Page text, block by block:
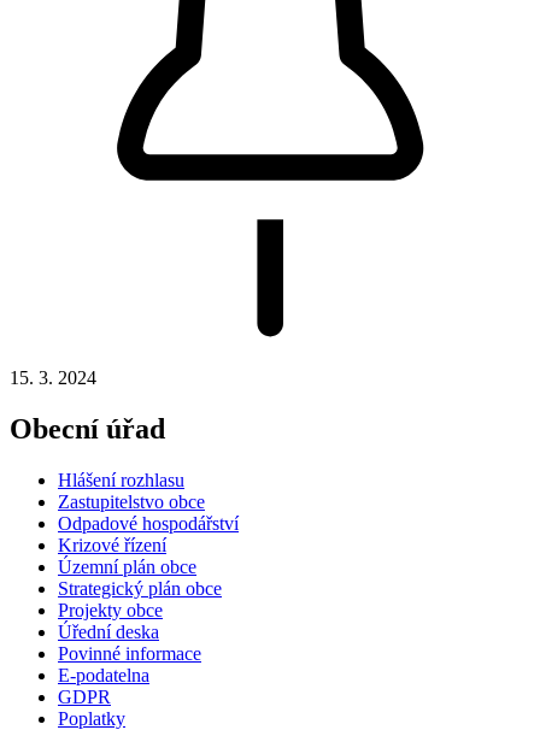
15. 3. 2024
Obecní úřad
Hlášení rozhlasu
Zastupitelstvo obce
Odpadové hospodářství
Krizové řízení
Územní plán obce
Strategický plán obce
Projekty obce
Úřední deska
Povinné informace
E-podatelna
GDPR
Poplatky